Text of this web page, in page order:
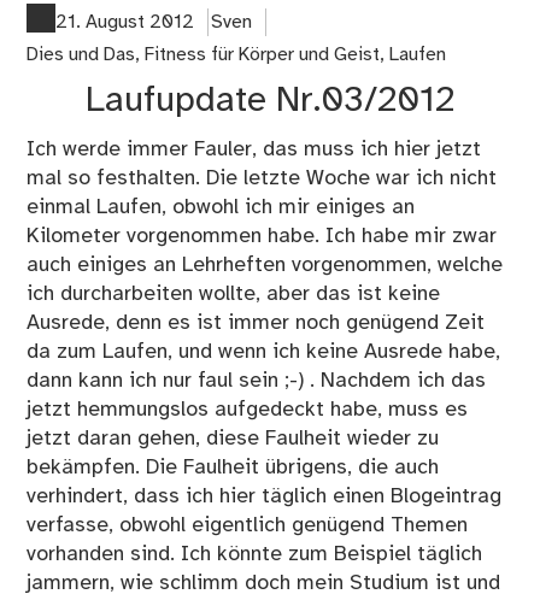
21. August 2012
Sven
Dies und Das, Fitness für Körper und Geist, Laufen
Laufupdate Nr.03/2012
Ich werde immer Fauler, das muss ich hier jetzt
mal so festhalten. Die letzte Woche war ich nicht
einmal Laufen, obwohl ich mir einiges an
Kilometer vorgenommen habe. Ich habe mir zwar
auch einiges an Lehrheften vorgenommen, welche
ich durcharbeiten wollte, aber das ist keine
Ausrede, denn es ist immer noch genügend Zeit
da zum Laufen, und wenn ich keine Ausrede habe,
dann kann ich nur faul sein ;-) . Nachdem ich das
jetzt hemmungslos aufgedeckt habe, muss es
jetzt daran gehen, diese Faulheit wieder zu
bekämpfen. Die Faulheit übrigens, die auch
verhindert, dass ich hier täglich einen Blogeintrag
verfasse, obwohl eigentlich genügend Themen
vorhanden sind. Ich könnte zum Beispiel täglich
jammern, wie schlimm doch mein Studium ist und